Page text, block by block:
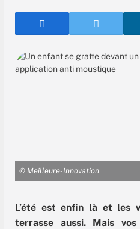
© Meilleure-Innovation
L’été est enfin là et les
terrasse aussi. Mais